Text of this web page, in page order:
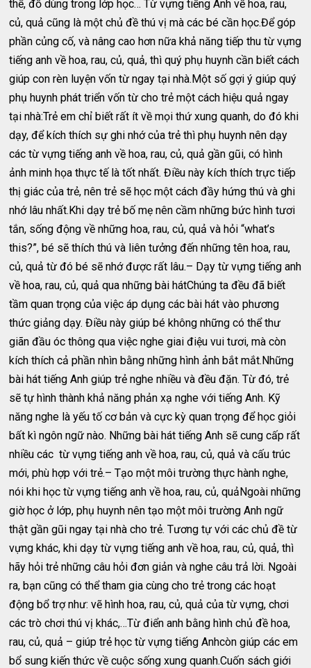
thể, đồ dùng trong lớp học… Từ vựng tiếng Anh về hoa, rau,
củ, quả cũng là một chủ đề thú vị mà các bé cần học.Để góp
phần củng cố, và nâng cao hơn nữa khả năng tiếp thu từ vựng
tiếng anh về hoa, rau, củ, quả, thì quý phụ huynh cần biết cách
giúp con rèn luyện vốn từ ngay tại nhà.Một số gợi ý giúp quý
phụ huynh phát triển vốn từ cho trẻ một cách hiệu quả ngay
tại nhà:Trẻ em chỉ biết rất ít về mọi thứ xung quanh, do đó khi
dạy, để kích thích sự ghi nhớ của trẻ thì phụ huynh nên dạy
các từ vựng tiếng anh về hoa, rau, củ, quả gần gũi, có hình
ảnh minh họa thực tế là tốt nhất. Điều này kích thích trực tiếp
thị giác của trẻ, nên trẻ sẽ học một cách đầy hứng thú và ghi
nhớ lâu nhất.Khi dạy trẻ bố mẹ nên cầm những bức hình tươi
tắn, sống động về những hoa, rau, củ, quả và hỏi “what’s
this?”, bé sẽ thích thú và liên tưởng đến những tên hoa, rau,
củ, quả từ đó bé sẽ nhớ được rất lâu.– Dạy từ vựng tiếng anh
về hoa, rau, củ, quả qua những bài hátChúng ta đều đã biết
tầm quan trọng của việc áp dụng các bài hát vào phương
thức giảng dạy. Điều này giúp bé không những có thể thư
giãn đầu óc thông qua việc nghe giai điệu vui tươi, mà còn
kích thích cả phần nhìn bằng những hình ảnh bắt mắt.Những
bài hát tiếng Anh giúp trẻ nghe nhiều và đều đặn. Từ đó, trẻ
sẽ tự hình thành khả năng phản xạ nghe với tiếng Anh. Kỹ
năng nghe là yếu tố cơ bản và cực kỳ quan trọng để học giỏi
bất kì ngôn ngữ nào. Những bài hát tiếng Anh sẽ cung cấp rất
nhiều các từ vựng tiếng anh về hoa, rau, củ, quả và cấu trúc
mới, phù hợp với trẻ.– Tạo một môi trường thực hành nghe,
nói khi học từ vựng tiếng anh về hoa, rau, củ, quảNgoài những
giờ học ở lớp, phụ huynh nên tạo một môi trường Anh ngữ
thật gần gũi ngay tại nhà cho trẻ. Tương tự với các chủ đề từ
vựng khác, khi dạy từ vựng tiếng anh về hoa, rau, củ, quả, thì
hãy hỏi trẻ những câu hỏi đơn giản và nghe câu trả lời. Ngoài
ra, bạn cũng có thể tham gia cùng cho trẻ trong các hoạt
động bổ trợ như: vẽ hình hoa, rau, củ, quả của từ vựng, chơi
các trò chơi thú vị khác,…Từ điển anh bằng hình chủ đề hoa,
rau, củ, quả – giúp trẻ học từ vựng tiếng Anhcòn giúp các em
bổ sung kiến thức về cuộc sống xung quanh.Cuốn sách giới